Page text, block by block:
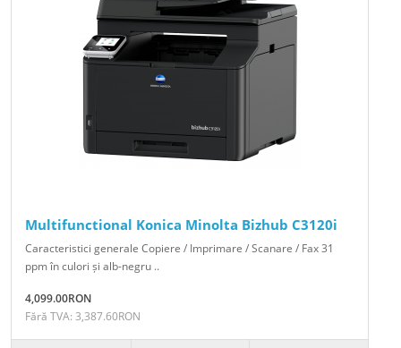
Multifunctional Konica Minolta Bizhub C3120i
Caracteristici generale Copiere / Imprimare / Scanare / Fax 31
ppm în culori și alb-negru ..
4,099.00RON
Fără TVA: 3,387.60RON